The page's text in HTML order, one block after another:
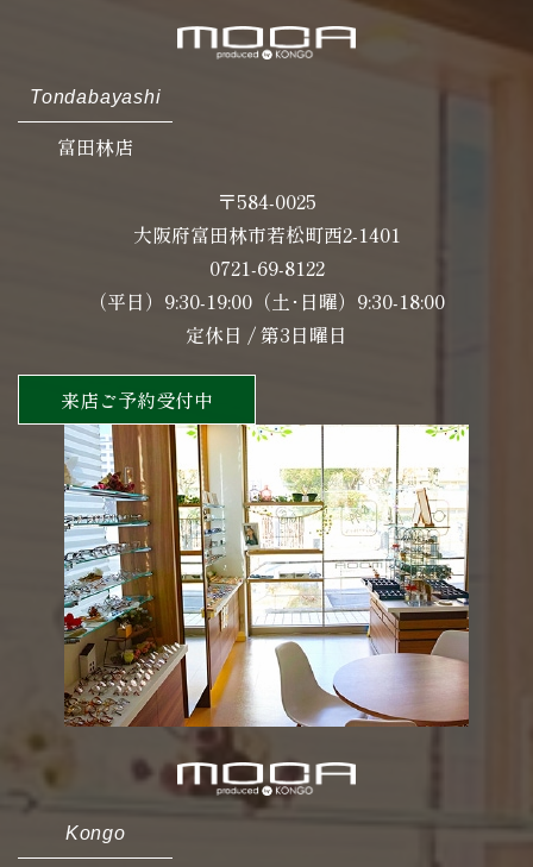
Tondabayashi
富田林店
〒584-0025
大阪府富田林市若松町西2-1401
0721-69-8122
（平日）9:30-19:00（土･日曜）9:30-18:00
定休日 / 第3日曜日
来店ご予約受付中
Kongo